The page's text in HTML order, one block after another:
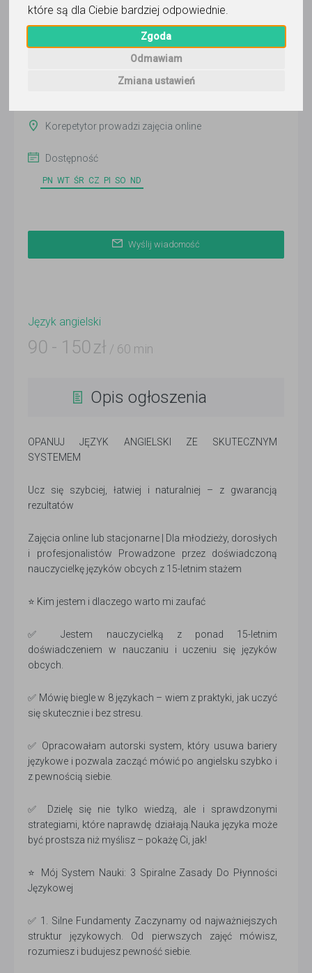
które są dla Ciebie bardziej odpowiednie
Zgoda
Odmawiam
Zmiana ustawień
Wyślij wiadomość
ponad 2 miesiące temu
Korepetytor prowadzi zajęcia online
Dostępność
PN WT ŚR CZ PI SO ND
Wyślij wiadomość
Język angielski
90 - 150 zł / 60 min
Opis ogłoszenia
OPANUJ JĘZYK ANGIELSKI ZE SKUTECZNYM
SYSTEMEM
Ucz się szybciej, łatwiej i naturalniej – z gwarancją
rezultatów
Zajęcia online lub stacjonarne | Dla młodzieży, dorosłych
i profesjonalistów Prowadzone przez doświadczoną
nauczycielkę języków obcych z 15-letnim stażem
⭐ Kim jestem i dlaczego warto mi zaufać
✅ Jestem nauczycielką z ponad 15-letnim
doświadczeniem w nauczaniu i uczeniu się języków
obcych.
✅ Mówię biegle w 8 językach – wiem z praktyki, jak uczyć
się skutecznie i bez stresu.
✅ Opracowałam autorski system, który usuwa bariery
językowe i pozwala zacząć mówić po angielsku szybko i
z pewnością siebie.
✅ Dzielę się nie tylko wiedzą, ale i sprawdzonymi
strategiami, które naprawdę działają.Nauka języka może
być prostsza niż myślisz – pokażę Ci, jak!
⭐ Mój System Nauki: 3 Spiralne Zasady Do Płynności
Językowej
✅ 1. Silne Fundamenty Zaczynamy od najważniejszych
struktur językowych. Od pierwszych zajęć mówisz,
rozumiesz i budujesz pewność siebie.